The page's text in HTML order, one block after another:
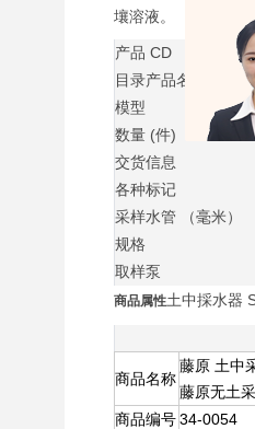
壤溶液。
产品 CD
目录产品名称
模型
数量 (件)
交货信息
各种标记
采样水管 （毫米）
规格
取样泵
商品属性土中採水器
商品名称
藤原 土中
藤原无土
商品编号34-0054